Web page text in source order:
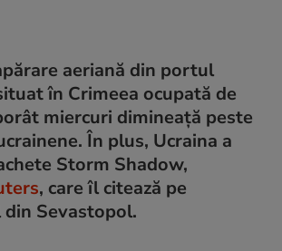
aeriană din portul
în Crimeea ocupată de
miercuri dimineață peste
În plus, Ucraina a
Storm Shadow,
, care îl citează pe
Sevastopol.